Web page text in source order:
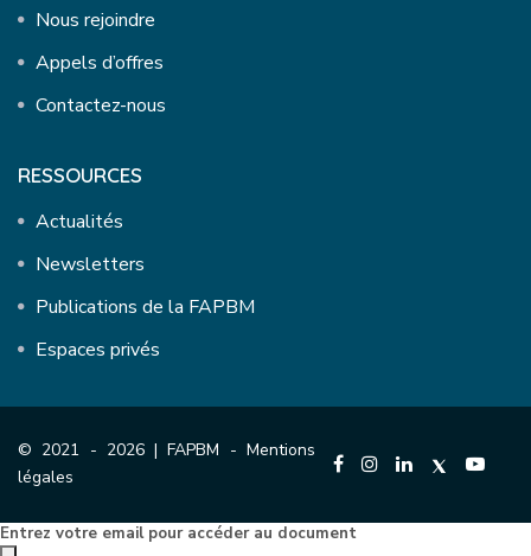
Nous rejoindre
Appels d’offres
Contactez-nous
RESSOURCES
Actualités
Newsletters
Publications de la FAPBM
Espaces privés
© 2021 - 2026 | FAPBM - Mentions
légales
Entrez votre email pour accéder au document